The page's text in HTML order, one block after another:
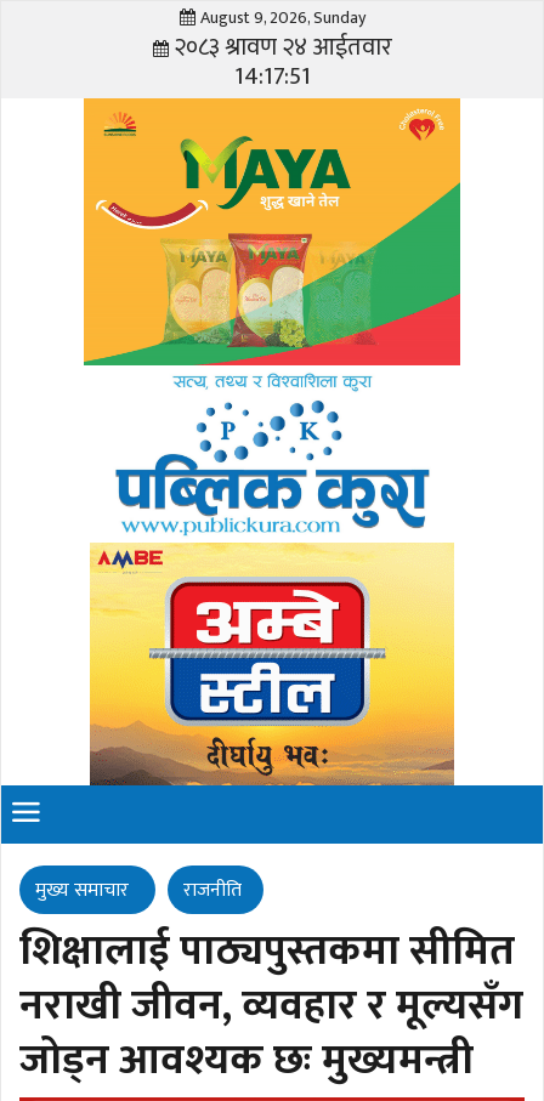
August 9, 2026, Sunday
२०८३ श्रावण २४ आईतवार
14:17:51
मुख्य समाचार राजनीति
शिक्षालाई पाठ्यपुस्तकमा सीमित
नराखी जीवन, व्यवहार र मूल्यसँग
जोड्न आवश्यक छः मुख्यमन्त्री